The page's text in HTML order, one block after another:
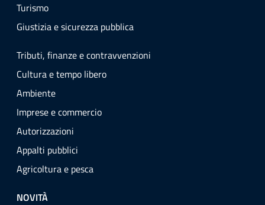
Turismo
Giustizia e sicurezza pubblica
Tributi, finanze e contravvenzioni
Cultura e tempo libero
Ambiente
Imprese e commercio
Autorizzazioni
Appalti pubblici
Agricoltura e pesca
NOVITÀ